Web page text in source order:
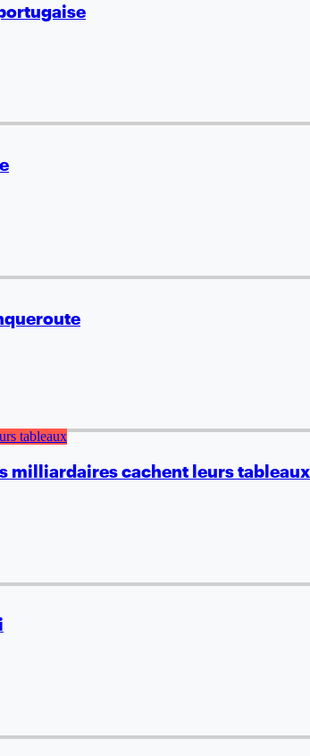
milliardaires cachent leurs tableaux